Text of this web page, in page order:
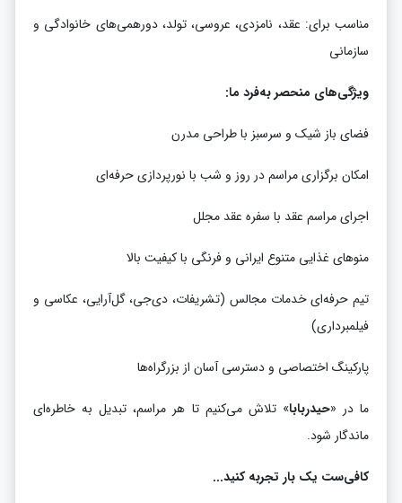
مناسب برای: عقد، نامزدی، عروسی، تولد، دورهمی‌های خانوادگی و
سازمانی
ویژگی‌های منحصر به‌فرد ما:
فضای باز شیک و سرسبز با طراحی مدرن
امکان برگزاری مراسم در روز و شب با نورپردازی حرفه‌ای
اجرای مراسم عقد با سفره عقد مجلل
منوهای غذایی متنوع ایرانی و فرنگی با کیفیت بالا
تیم حرفه‌ای خدمات مجالس (تشریفات، دی‌جی، گل‌آرایی، عکاسی و
فیلمبرداری)
پارکینگ اختصاصی و دسترسی آسان از بزرگراه‌ها
ما در «حیدربابا» تلاش می‌کنیم تا هر مراسم، تبدیل به خاطره‌ای
ماندگار شود.
کافی‌ست یک بار تجربه کنید...